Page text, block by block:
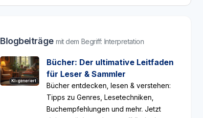
Blogbeiträgemit dem Begriff: Interpretation
KI-generiert
Bücher: Der ultimative Leitfaden
für Leser & Sammler
Bücher entdecken, lesen & verstehen:
Tipps zu Genres, Lesetechniken,
Buchempfehlungen und mehr. Jetzt